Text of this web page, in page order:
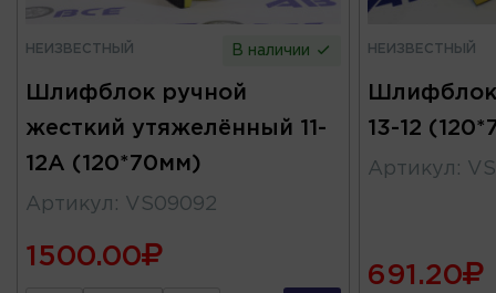
НЕИЗВЕСТНЫЙ В наличии
Шлифблок ручной
жесткий утяжелённый 11-
12А (120*70мм)
Артикул : VS09092
1500.00
НЕИЗВЕСТНЫЙ
Шлифблок
13-12
Артикул :
691.20